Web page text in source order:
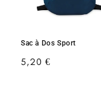
Sac à Dos Sport
Prix
5,20 €